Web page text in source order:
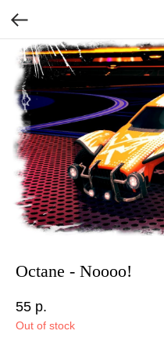
Octane - Noooo!
55 р.
Out of stock